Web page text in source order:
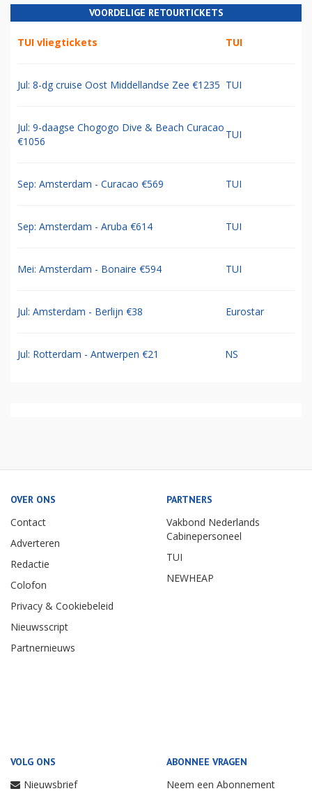
VOORDELIGE RETOURTICKETS
TUI vliegtickets TUI
Jul: 8-dg cruise Oost Middellandse Zee €1235 TUI
Jul: 9-daagse Chogogo Dive & Beach Curacao
€1056
TUI
Sep: Amsterdam - Curacao €569 TUI
Sep: Amsterdam - Aruba €614 TUI
Mei: Amsterdam - Bonaire €594 TUI
Jul: Amsterdam - Berlijn €38 Eurostar
Jul: Rotterdam - Antwerpen €21 NS
OVER ONS
Contact
Adverteren
Redactie
Colofon
Privacy & Cookiebeleid
Nieuwsscript
Partnernieuws
PARTNERS
Vakbond Nederlands
Cabinepersoneel
TUI
NEWHEAP
VOLG ONS
Nieuwsbrief
ABONNEE VRAGEN
Neem een Abonnement